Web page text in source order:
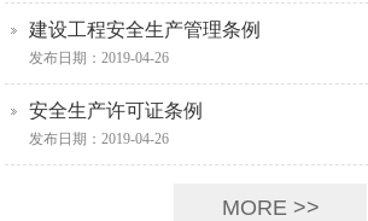
建设工程安全生产管理条例
发布日期：2019-04-26
安全生产许可证条例
发布日期：2019-04-26
MORE >>